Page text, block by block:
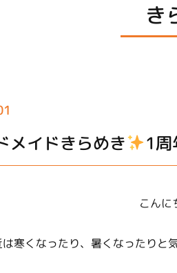
き
メイドきらめき 1周
こん
寒くなったり、暑くなったりと